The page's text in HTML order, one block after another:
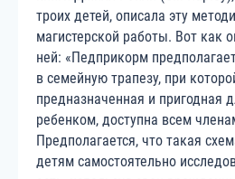
троих детей, описала эту
магистерской работы. Вот как
ней: «Педприкорм
в семейную трапезу, при
предназначенная и пригодная
ребенком, доступна всем
Предполагается, что такая
детям самостоятельно